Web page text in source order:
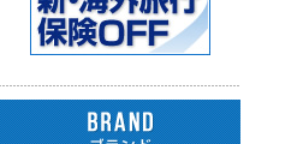
リール
パーツ・アクセサリー
フロート
その他
ベル・シェーカー
リール
アクセサリー・その他
その他
ゲージ
オクトパス
ダイブコンピューター